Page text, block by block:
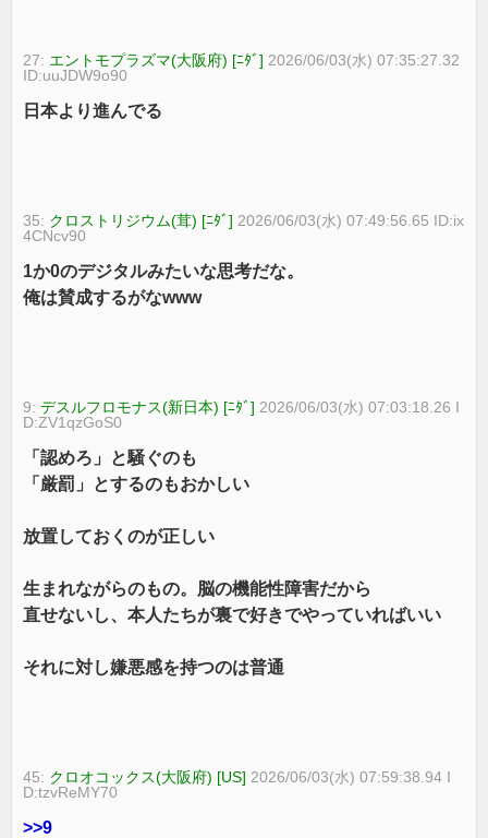
27: エントモプラズマ(大阪府) [ﾆﾀﾞ] 2026/06/03(水) 07:35:27.32
ID:uuJDW9o90
日本より進んでる
35: クロストリジウム(茸) [ﾆﾀﾞ] 2026/06/03(水) 07:49:56.65 ID:ix
4CNcv90
1か0のデジタルみたいな思考だな。
俺は賛成するがなwww
9:デスルフロモナス(新日本) [ﾆﾀﾞ] 2026/06/03(水) 07:03:18.26 I
D:ZV1qzGoS0
「認めろ」と騒ぐのも
「厳罰」とするのもおかしい
放置しておくのが正しい
生まれながらのもの。脳の機能性障害だから
直せないし、本人たちが裏で好きでやっていればいい
それに対し嫌悪感を持つのは普通
45: クロオコックス(大阪府) [US] 2026/06/03(水) 07:59:38.94 I
D:tzvReMY70
>>9